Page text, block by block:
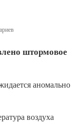
штормовое
аномально
воздуха